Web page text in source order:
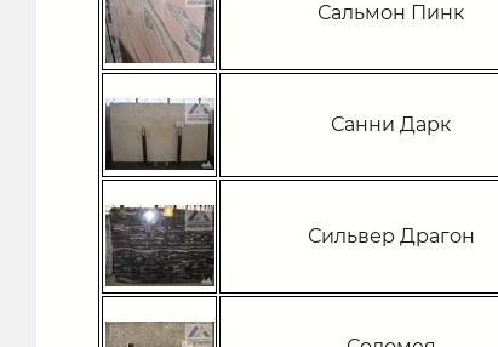
Сальмон Пинк
Санни Дарк
Сильвер Драгон